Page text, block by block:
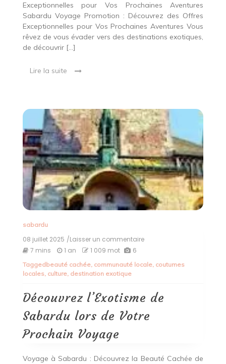
Exceptionnelles pour Vos Prochaines Aventures
Sabardu Voyage Promotion : Découvrez des Offres
Exceptionnelles pour Vos Prochaines Aventures Vous
rêvez de vous évader vers des destinations exotiques,
de découvrir […]
Lire la suite
sabardu
08 juillet 2025 /Laisser un commentaireon
de
Votre
Voyage
7 mins 1 an 1 009 mot 6
Taggedbeauté cachée, communauté locale, coutumes
locales, culture, destination exotique
Découvrez l’Exotisme de
Sabardu lors de Votre
Prochain Voyage
Voyage à Sabardu : Découvrez la Beauté Cachée de